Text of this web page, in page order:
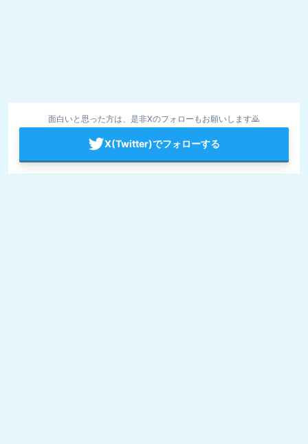
面白いと思った方は、是非Xのフォローもお願いします🙇
X(Twitter)でフォローする